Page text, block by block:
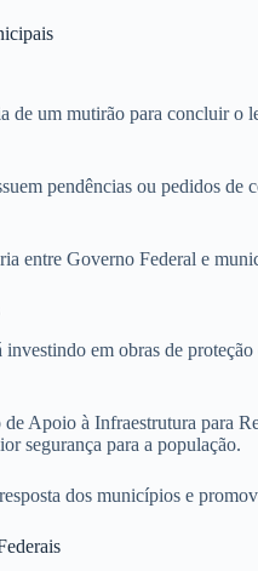
um mutirão para concluir o
pendências ou pedidos
entre Governo Federal e
em obras de
de Apoio à Infraestrutura
segurança para a população.
dos municípios e